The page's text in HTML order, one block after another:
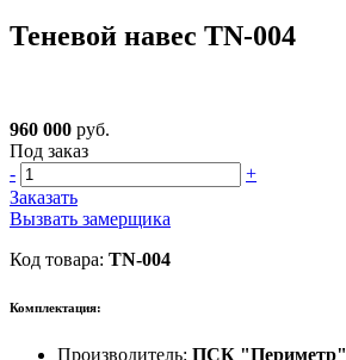
Теневой навес TN-004
960 000 руб.
Под заказ
-
+
Заказать
Вызвать замерщика
Код товара: TN-004
Комплектация:
Производитель: ПСК "Периметр"